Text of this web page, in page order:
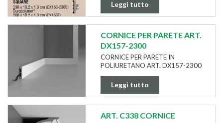
Leggi tutto
CORNICE PER PARETE ART.
DX157-2300
CORNICE PER PARETE IN
POLIURETANO ART. DX157-2300
Leggi tutto
ART. C338 CORNICE